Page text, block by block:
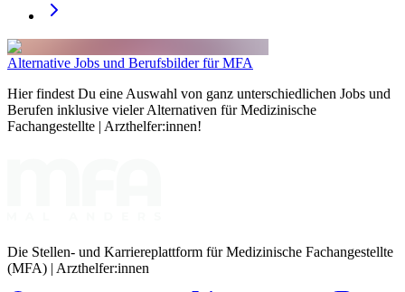
Alternative Jobs und Berufsbilder für MFA
Hier findest Du eine Auswahl von ganz unterschiedlichen Jobs und
Berufen inklusive vieler Alternativen für Medizinische
Fachangestellte | Arzthelfer:innen!
Die Stellen- und Karriereplattform für Medizinische Fachangestellte
(MFA) | Arzthelfer:innen